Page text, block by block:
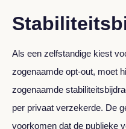
Als een zelfstandige kiest
zogenaamde opt-out, moet
zogenaamde
per privaat verzekerde. De
voorkomen dat de publieke